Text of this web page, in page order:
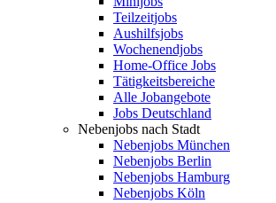
Teilzeitjobs
Aushilfsjobs
Wochenendjobs
Home-Office Jobs
Tätigkeitsbereiche
Alle Jobangebote
Jobs Deutschland
Nebenjobs nach Stadt
Nebenjobs München
Nebenjobs Berlin
Nebenjobs Hamburg
Nebenjobs Köln